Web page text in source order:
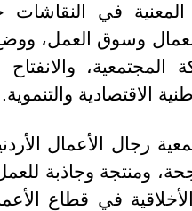
في
وسوق العمل، ووضع
المجتمعية،
الاقتصادية والتنموية.
(أرض) وجمعية رجال الأعمال
ومنتجة وجاذبة
في قطاع